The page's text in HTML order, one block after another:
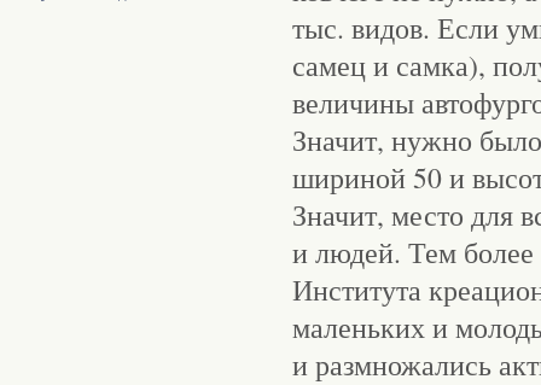
тыс. видов. Если
самец и самка),
величины
Значит, нужно
шириной 50 и
Значит, место для
и людей. Тем более
Института
маленьких и
и размножались